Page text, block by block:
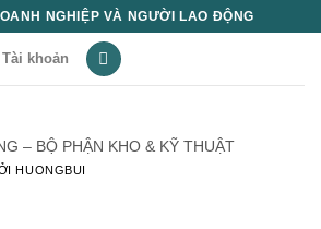
NGHIỆP VÀ NGƯỜI LAO ĐỘNG
Tài khoản
– BỘ PHẬN KHO & KỸ THUẬT
HUONGBUI